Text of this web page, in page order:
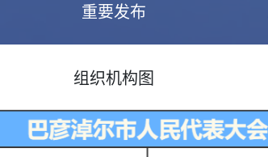
重要发布
组织机构图